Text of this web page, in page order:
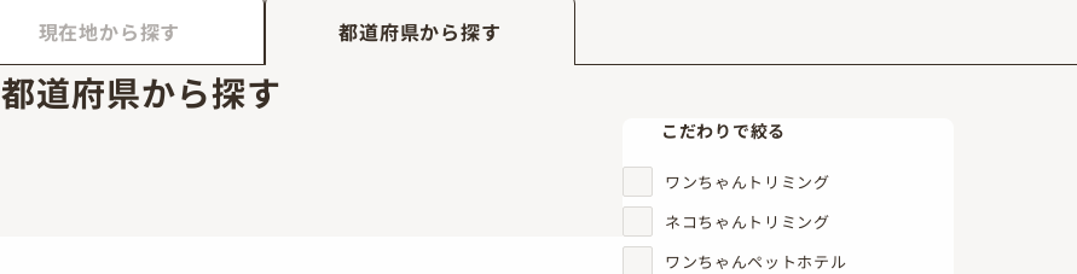
現在地から探す 都道府県から探す
都道府県から探す
アイコンの説明
こだわりで絞る
ワンちゃんトリミング
ネコちゃんトリミング
ワンちゃんペットホテル